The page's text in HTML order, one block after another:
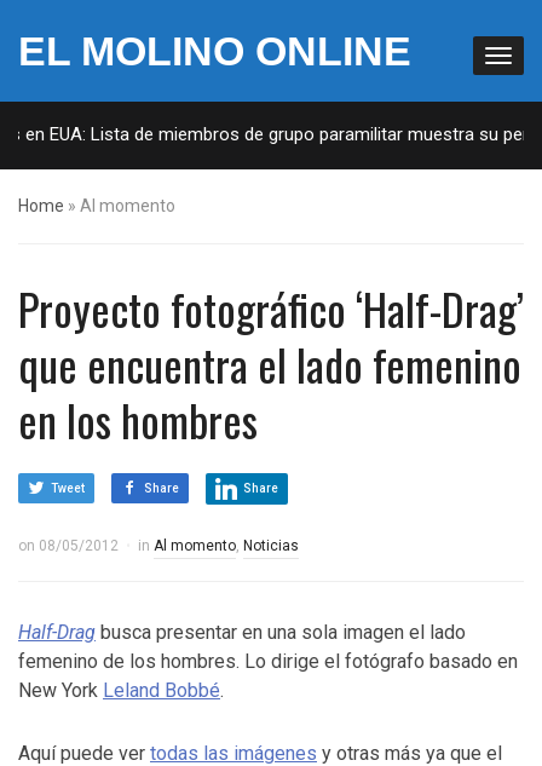
EL MOLINO ONLINE
Lista de miembros de grupo paramilitar muestra su
Home » Al momento
Proyecto fotográfico ‘Half-Drag’
que encuentra el lado femenino
en los hombres
Tweet Share Share
on 08/05/2012 in Al momento, Noticias
Half-Drag busca presentar en una sola imagen el lado
femenino de los hombres. Lo dirige el fotógrafo basado en
New York Leland Bobbé.
Aquí puede ver todas las imágenes y otras más ya que el